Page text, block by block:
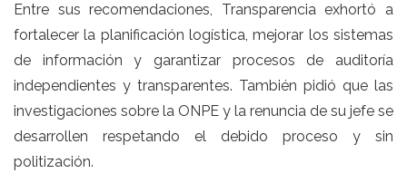
Entre sus recomendaciones, Transparencia exhortó a
fortalecer la planificación logística, mejorar los sistemas
de información y garantizar procesos de auditoría
independientes y transparentes. También pidió que las
investigaciones sobre la ONPE y la renuncia de su jefe se
desarrollen respetando el debido proceso y sin
politización.